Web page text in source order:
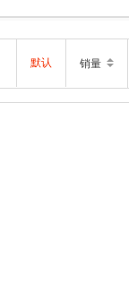
默认 销量